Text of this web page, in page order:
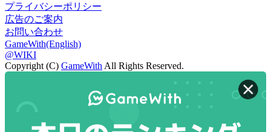
プライバシーポリシー
広告のご案内
お問い合わせ
GameWith(English)
@WIKI
Copyright (C) GameWith All Rights Reserved.